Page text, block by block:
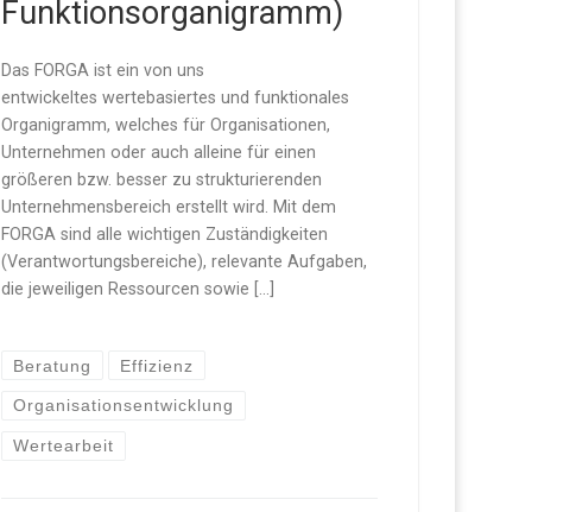
Funktionsorganigramm)
Das FORGA ist ein von uns
entwickeltes wertebasiertes und funktionales
Organigramm, welches für Organisationen,
Unternehmen oder auch alleine für einen
größeren bzw. besser zu strukturierenden
Unternehmensbereich erstellt wird. Mit dem
FORGA sind alle wichtigen Zuständigkeiten
(Verantwortungsbereiche), relevante Aufgaben,
die jeweiligen Ressourcen sowie […]
Beratung Effizienz
Organisationsentwicklung
Wertearbeit